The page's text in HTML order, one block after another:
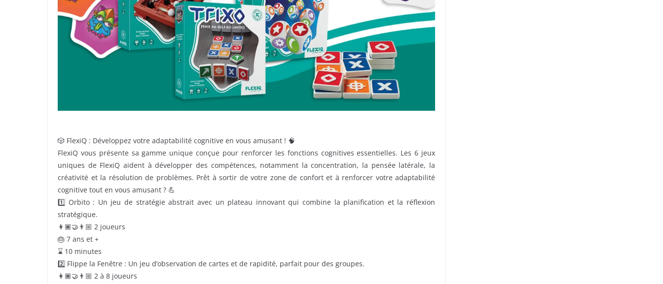
🎲 FlexiQ : Développez votre adaptabilité cognitive en vous amusant ! 🧠
FlexiQ vous présente sa gamme unique conçue pour renforcer les fonctions cognitives essentielles. Les 6 jeux
uniques de FlexiQ aident à développer des compétences, notamment la concentration, la pensée latérale, la
créativité et la résolution de problèmes. Prêt à sortir de votre zone de confort et à renforcer votre adaptabilité
cognitive tout en vous amusant ? 💪
1️⃣ Orbito : Un jeu de stratégie abstrait avec un plateau innovant qui combine la planification et la réflexion
stratégique.
👩🏾‍🤝‍👨🏼 2 joueurs
🎂 7 ans et +
⌛ 10 minutes
2️⃣ Flippe la Fenêtre : Un jeu d’observation de cartes et de rapidité, parfait pour des groupes.
👩🏾‍🤝‍👨🏼 2 à 8 joueurs